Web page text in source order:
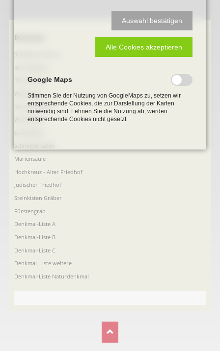
Navigation
Denkmale
Stephanus-Kirche
Hist. Rathaus
Domitorium
Wehrturm
Köttings Mühle
Windmühle
Ständehaus
Schmiede Galen
Mariensäule
Hochkreuz - Alter Friedhof
Jüdischer Friedhof
Steinkisten Gräber
Fürstengrab
Denkmal-Liste A
Denkmal-Liste B
Denkmal-Liste C
Denkmal_Liste weitere
Denkmal-Liste Naturdenkmal
Auswahl bestätigen
Alle Cookies akzeptieren
Google Maps
Stimmen Sie der Nutzung von GoogleMaps zu, setzen wir
entsprechende Cookies, die zur Darstellung der Karten
notwendig sind. Lehnen Sie die Nutzung ab, werden
entsprechende Cookies nicht gesetzt.